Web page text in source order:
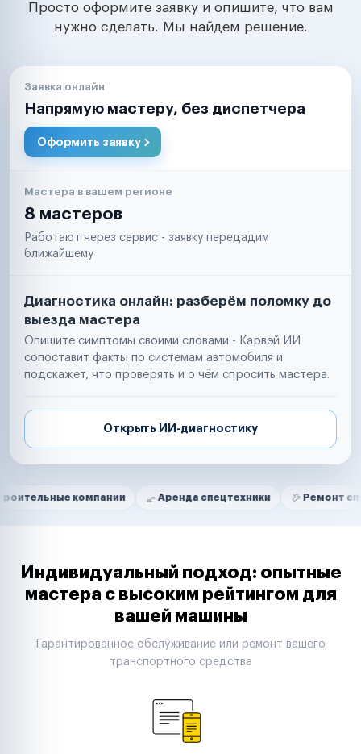
Просто оформите заявку и опишите, что вам
нужно сделать. Мы найдем решение.
Заявка онлайн
Напрямую мастеру, без диспетчера
Оформить заявку
Мастера в вашем регионе
8 мастеров
Работают через сервис - заявку передадим
ближайшему
Диагностика онлайн: разберём поломку до
выезда мастера
Опишите симптомы своими словами - Карвэй ИИ
сопоставит факты по системам автомобиля и
подскажет, что проверять и о чём спросить мастера.
Открыть ИИ-диагностику
Нам доверяют
компании Аренда спецтехники Ремонт спецтехники
Маркетплейсы
Таксопарки
Автодилеры
Строительные компании
Аренда спецтехники
Индивидуальный подход: опытные
мастера с высоким рейтингом для
вашей машины
Гарантированное обслуживание или ремонт вашего
транспортного средства